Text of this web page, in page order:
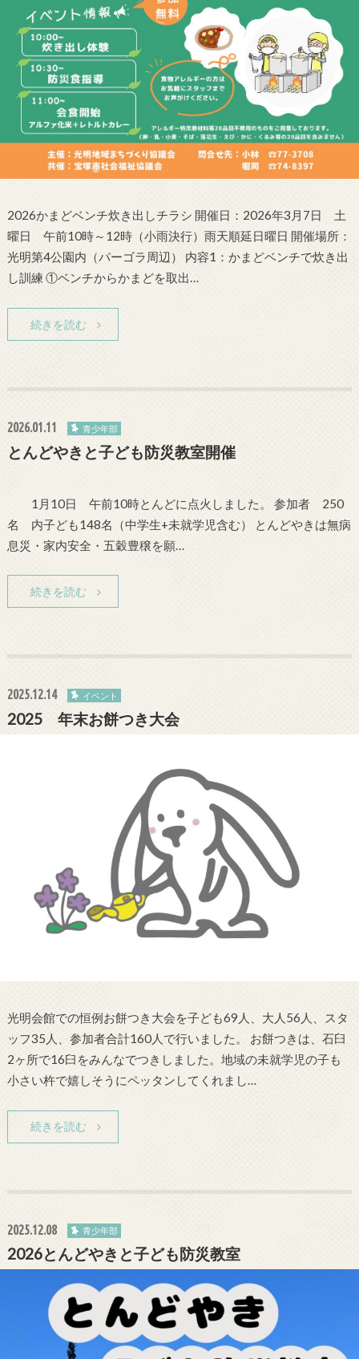
2026かまどベンチ炊き出しチラシ 開催日：2026年3月7日 土
曜日 午前10時～12時（小雨決行）雨天順延日曜日 開催場所：
光明第4公園内（パーゴラ周辺） 内容1：かまどベンチで炊き出
し訓練 ①ベンチからかまどを取出…
続きを読む
2026.01.11 青少年部
とんどやきと子ども防災教室開催
1月10日 午前10時とんどに点火しました。 参加者 250
名 内子ども148名（中学生+未就学児含む） とんどやきは無病
息災・家内安全・五穀豊穣を願…
続きを読む
2025.12.14 イベント
2025 年末お餅つき大会
光明会館での恒例お餅つき大会を子ども69人、大人56人、スタ
ッフ35人、参加者合計160人で行いました。 お餅つきは、石臼
2ヶ所で16臼をみんなでつきしました。地域の未就学児の子も
小さい杵で嬉しそうにペッタンしてくれまし…
続きを読む
2025.12.08 青少年部
2026とんどやきと子ども防災教室